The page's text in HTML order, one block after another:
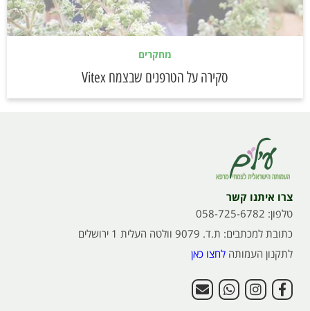
מחקרים
סקירה על הטרפנים שבצמח Vitex
צרו איתנו קשר
טלפון: 058-725-6782
כתובת למכתבים: ת.ד. 9079 וולטה העלית 1 ירושלים
לתקנון העמותה לחצו כאן